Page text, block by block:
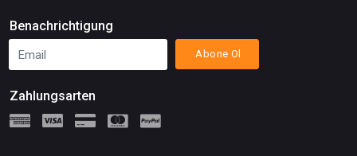
Benachrichtigung
Abone Ol
Zahlungsarten